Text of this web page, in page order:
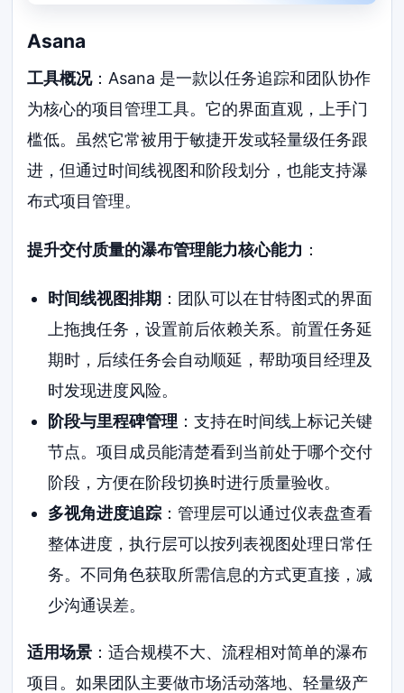
Asana
工具概况：Asana 是一款以任务追踪和团队协作
为核心的项目管理工具。它的界面直观，上手门
槛低。虽然它常被用于敏捷开发或轻量级任务跟
进，但通过时间线视图和阶段划分，也能支持瀑
布式项目管理。
提升交付质量的瀑布管理能力核心能力 ：
时间线视图排期 ：团队可以在甘特图式的界面
上拖拽任务，设置前后依赖关系。前置任务延
期时，后续任务会自动顺延，帮助项目经理及
时发现进度风险。
阶段与里程碑管理 ：支持在时间线上标记关键
节点。项目成员能清楚看到当前处于哪个交付
阶段，方便在阶段切换时进行质量验收。
多视角进度追踪：管理层可以通过仪表盘查看
整体进度，执行层可以按列表视图处理日常任
务。不同角色获取所需信息的方式更直接，减
少沟通误差。
适用场景 ：适合规模不大、流程相对简单的瀑布
项目。如果团队主要做市场活动落地、轻量级产